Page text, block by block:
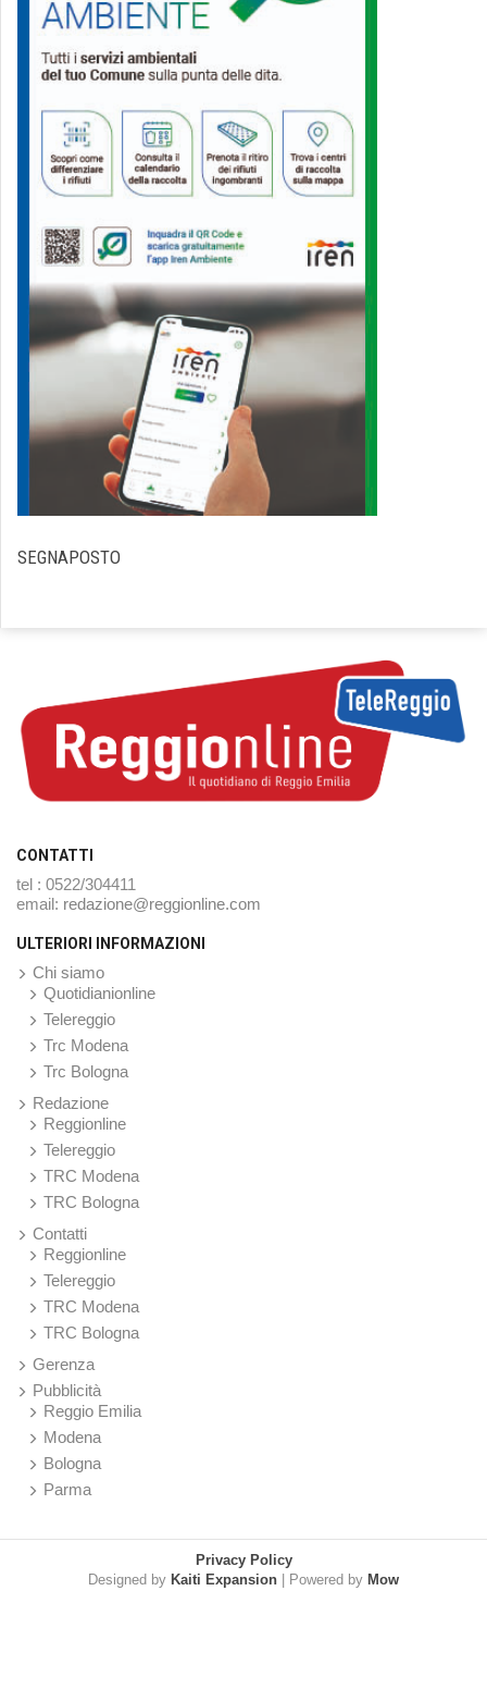
SEGNAPOSTO
CONTATTI
tel : 0522/304411
email: redazione@reggionline.com
ULTERIORI INFORMAZIONI
Chi siamo
Quotidianionline
Telereggio
Trc Modena
Trc Bologna
Redazione
Reggionline
Telereggio
TRC Modena
TRC Bologna
Contatti
Reggionline
Telereggio
TRC Modena
TRC Bologna
Gerenza
Pubblicità
Reggio Emilia
Modena
Bologna
Parma
Privacy Policy
Designed by Kaiti Expansion | Powered by Mow